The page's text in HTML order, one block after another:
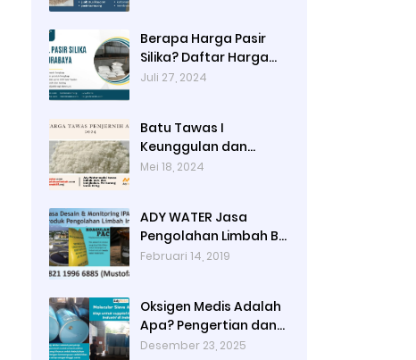
Berapa Harga Pasir
Silika? Daftar Harga
Terbaru 2024 di Ady
Juli 27, 2024
Batu Tawas I
Keunggulan dan
Alamat Pembelian di
Mei 18, 2024
ADY WATER Jasa
Pengolahan Limbah B3
Pengolahan Limbah
Surabaya Tangerang
Selatan
Februari 14, 2019
Oksigen Medis Adalah
Apa? Pengertian dan
Peruntukannya
Desember 23, 2025